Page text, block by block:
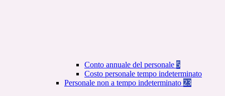
Conto annuale del personale 5
Costo personale tempo indeterminato
Personale non a tempo indeterminato 23